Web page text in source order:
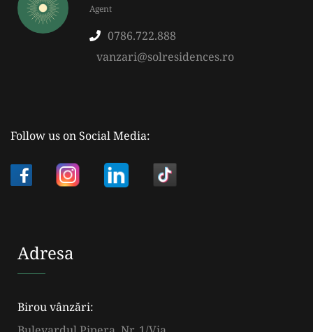
Agent
0786.722.888
vanzari@solresidences.ro
Follow us on Social Media:
Adresa
Birou vânzări: